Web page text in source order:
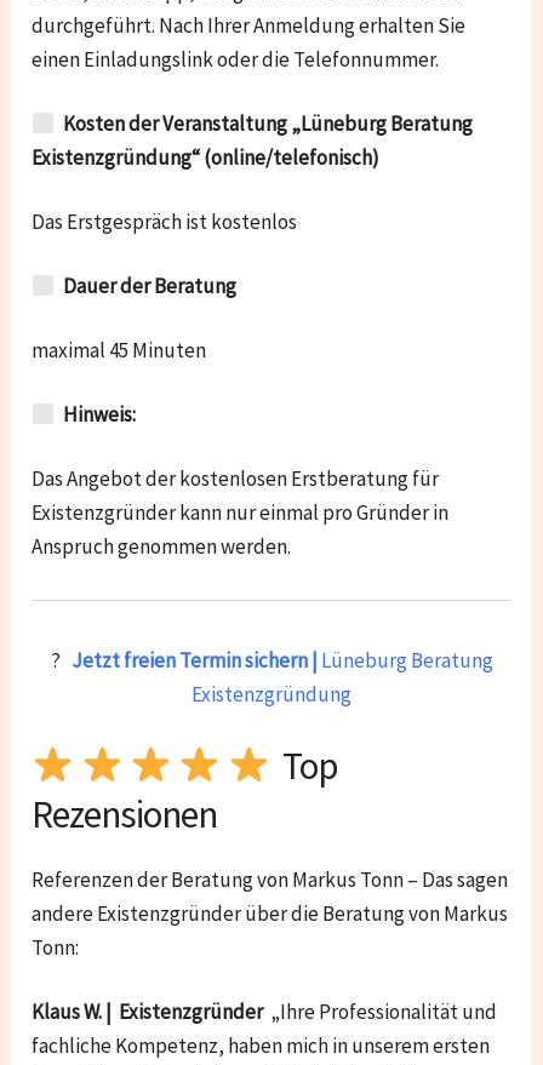
durchgeführt. Nach Ihrer Anmeldung erhalten Sie
einen Einladungslink oder die Telefonnummer.
Kosten der Veranstaltung „Lüneburg Beratung
Existenzgründung“ (online/telefonisch)
Das Erstgespräch ist kostenlos
Dauer der Beratung
maximal 45 Minuten
Hinweis:
Das Angebot der kostenlosen Erstberatung für
Existenzgründer kann nur einmal pro Gründer in
Anspruch genommen werden.
? Jetzt freien Termin sichern | Lüneburg Beratung
Existenzgründung
Top
Rezensionen
Referenzen der Beratung von Markus Tonn – Das sagen
andere Existenzgründer über die Beratung von Markus
Tonn:
Klaus W. | Existenzgründer „Ihre Professionalität und
fachliche Kompetenz, haben mich in unserem ersten